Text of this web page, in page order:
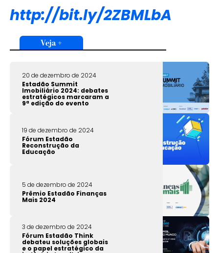
http://bit.ly/2ZBMLbA
Veja +
20 de dezembro de 2024
Estadão Summit
Imobiliário 2024: debates
estratégicos marcaram a
9ª edição do evento
19 de dezembro de 2024
Fórum Estadão
Reconstrução da
Educação
5 de dezembro de 2024
Prêmio Estadão Finanças
Mais 2024
3 de dezembro de 2024
Fórum Estadão Think
debateu soluções globais
e o papel estratégico da